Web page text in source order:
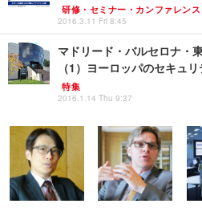
研修・セミナー・カンファレンス
2016.3.11 Fri 8:45
マドリード・バルセロナ・
（1）ヨーロッパのセキュ
特集
2016.1.14 Thu 9:37